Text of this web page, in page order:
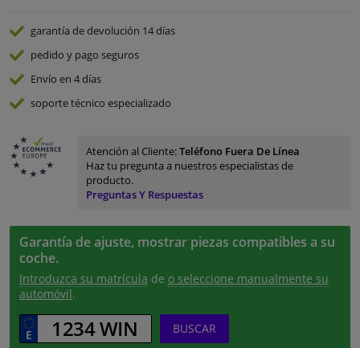
garantía de devolución 14 días
pedido y pago seguros
Envío en 4 días
soporte técnico especializado
Atención al Cliente:Teléfono Fuera De Línea
Haz tu pregunta a nuestros especialistas de
producto.
Preguntas Y Respuestas
Garantía de ajuste, mostrar piezas compatibles a su
coche.
Introduzca su matrícula de o seleccione manualmente su
automóvil.
BUSCAR